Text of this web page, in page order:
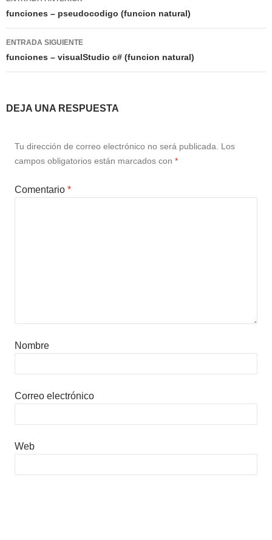
de
entradas
funciones – pseudocodigo (funcion natural)
ENTRADA SIGUIENTE
funciones – visualStudio c# (funcion natural)
DEJA UNA RESPUESTA
Tu dirección de correo electrónico no será publicada. Los
campos obligatorios están marcados con *
Comentario *
Nombre
Correo electrónico
Web